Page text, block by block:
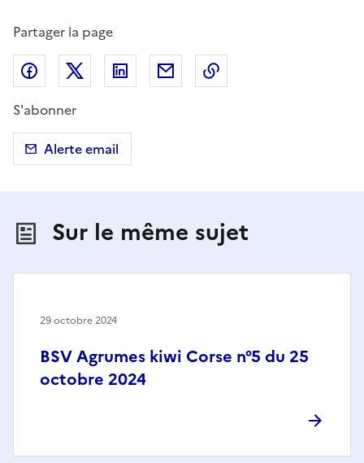
Partager la page
Partager sur Facebook
Partager sur X (anciennement Twitter)
Partager sur LinkedIn
Partager par email
S'abonner
Alerte email
Sur le même sujet
BSV Agrumes kiwi Corse n°5 du 25
octobre 2024
29 octobre 2024